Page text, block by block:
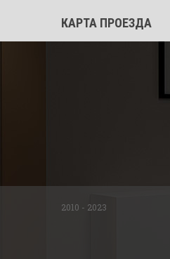
КАРТА ПРОЕЗДА
2010 - 2023